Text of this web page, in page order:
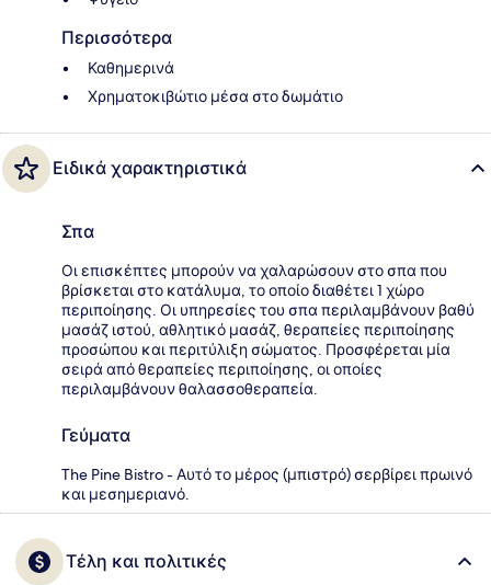
Περισσότερα
Καθημερινά
Χρηματοκιβώτιο μέσα στο δωμάτιο
Ειδικά χαρακτηριστικά
Σπα
Οι επισκέπτες μπορούν να χαλαρώσουν στο σπα που
βρίσκεται στο κατάλυμα, το οποίο διαθέτει 1 χώρο
περιποίησης. Οι υπηρεσίες του σπα περιλαμβάνουν βαθύ
μασάζ ιστού, αθλητικό μασάζ, θεραπείες περιποίησης
προσώπου και περιτύλιξη σώματος. Προσφέρεται μία
σειρά από θεραπείες περιποίησης, οι οποίες
περιλαμβάνουν θαλασσοθεραπεία.
Γεύματα
The Pine Bistro - Αυτό το μέρος (μπιστρό) σερβίρει πρωινό
και μεσημεριανό.
Τέλη και πολιτικές